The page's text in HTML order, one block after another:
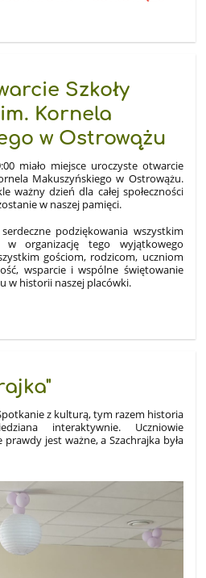
Szkoły
Kornela
w Ostrowążu
miało miejsce uroczyste otwarcie
Makuszyńskiego w Ostrowążu.
ważny dzień dla całej społeczności
w naszej pamięci.
serdeczne podziękowania wszystkim
w organizację tego wyjątkowego
gościom, rodzicom, uczniom
wsparcie i wspólne świętowanie
w historii naszej placówki.
z kulturą, tym razem historia
interaktywnie. Uczniowie
jest ważne, a Szachrajka była